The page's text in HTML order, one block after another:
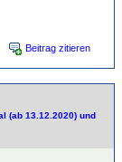
Beitrag zitieren
(ab 13.12.2020) und